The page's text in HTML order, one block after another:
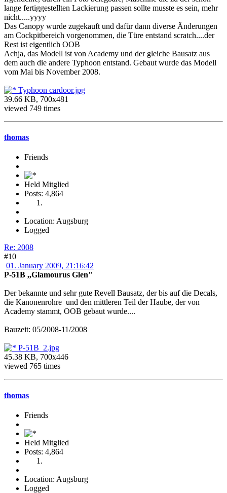
lange fertiggestellten Lackierung passen sollte musste es sein, mehr
nicht.....yyyy
Das Canopy wurde zugekauft und dafür dann diverse Änderungen
am Cockpitbereich vorgenommen, die Türe entstand scratch....der
Rest ist eigentlich OOB
Achja, das Modell ist von Academy und der gleiche Bausatz aus
dem auch die andere Typhoon entstand. Gebaut wurde das Modell
vom Mai bis November 2008.
Typhoon cardoor.jpg
39.66 KB, 700x481
viewed 749 times
thomas
Friends
Held Mitglied
Posts: 4,864
Location: Augsburg
Logged
Re: 2008
#10
01. January 2009, 21:16:42
P-51B ,,Glamourus Glen"
Der bekannte und sehr gute Revell Bausatz, der bis auf die Decals,
die Kanonenrohre und den mittleren Teil der Haube, der von
Academy stammt, OOB gebaut wurde....
Bauzeit: 05/2008-11/2008
P-51B_2.jpg
45.38 KB, 700x446
viewed 765 times
thomas
Friends
Held Mitglied
Posts: 4,864
Location: Augsburg
Logged